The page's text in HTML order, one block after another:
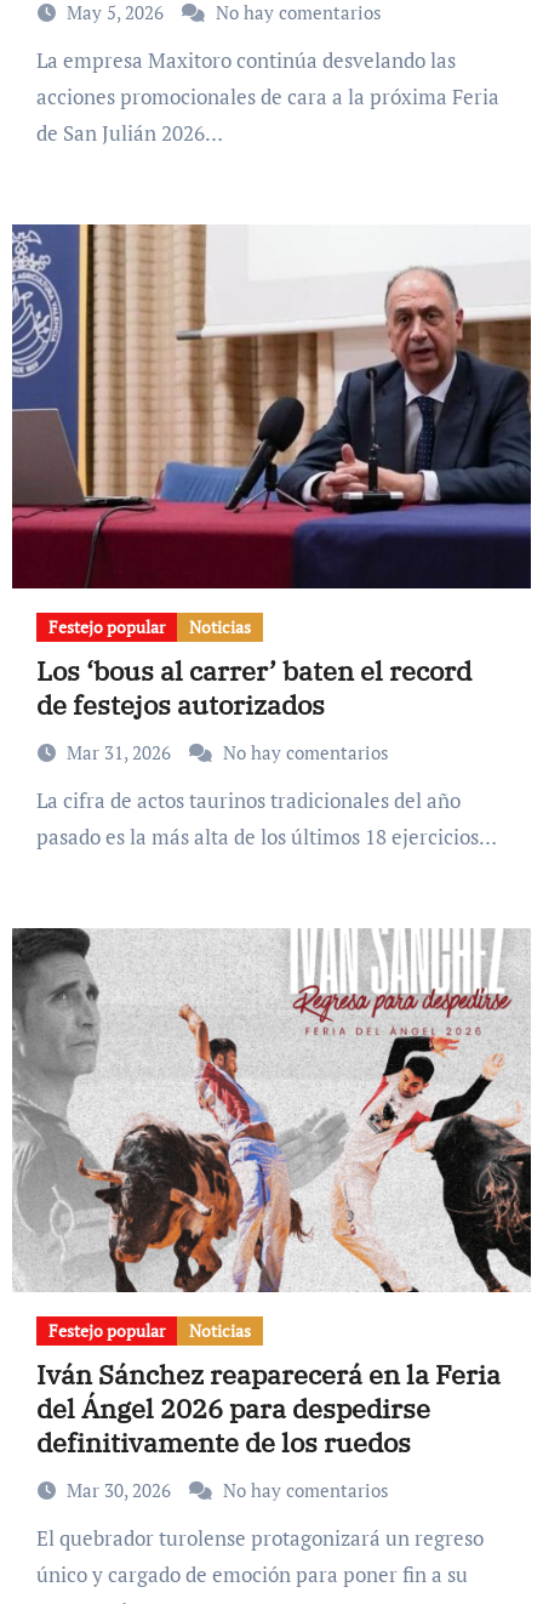
May 5, 2026 No hay comentarios
La empresa Maxitoro continúa desvelando las
acciones promocionales de cara a la próxima Feria
de San Julián 2026…
Festejo popular Noticias
Los ‘bous al carrer’ baten el record
de festejos autorizados
Mar 31, 2026 No hay comentarios
La cifra de actos taurinos tradicionales del año
pasado es la más alta de los últimos 18 ejercicios…
Festejo popular Noticias
Iván Sánchez reaparecerá en la Feria
del Ángel 2026 para despedirse
definitivamente de los ruedos
Mar 30, 2026 No hay comentarios
El quebrador turolense protagonizará un regreso
único y cargado de emoción para poner fin a su